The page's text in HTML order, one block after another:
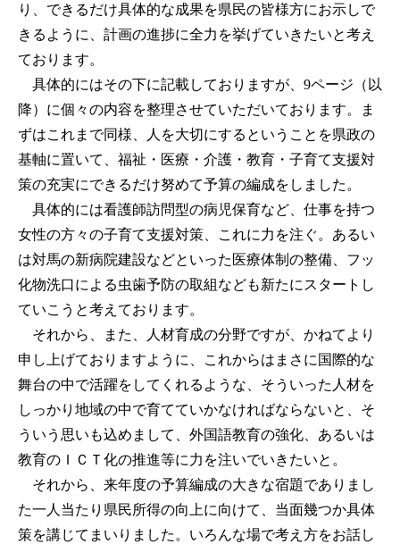
り、できるだけ具体的な成果を県民の皆様方にお示しで
きるように、計画の進捗に全力を挙げていきたいと考え
ております。
具体的にはその下に記載しておりますが、9ページ（以
降）に個々の内容を整理させていただいております。ま
ずはこれまで同様、人を大切にするということを県政の
基軸に置いて、福祉・医療・介護・教育・子育て支援対
策の充実にできるだけ努めて予算の編成をしました。
具体的には看護師訪問型の病児保育など、仕事を持つ
女性の方々の子育て支援対策、これに力を注ぐ。あるい
は対馬の新病院建設などといった医療体制の整備、フッ
化物洗口による虫歯予防の取組なども新たにスタートし
ていこうと考えております。
それから、また、人材育成の分野ですが、かねてより
申し上げておりますように、これからはまさに国際的な
舞台の中で活躍をしてくれるような、そういった人材を
しっかり地域の中で育てていかなければならないと、そ
ういう思いも込めまして、外国語教育の強化、あるいは
教育のＩＣＴ化の推進等に力を注いでいきたいと。
それから、来年度の予算編成の大きな宿題でありまし
た一人当たり県民所得の向上に向けて、当面幾つか具体
策を講じてまいりました。いろんな場で考え方をお話し